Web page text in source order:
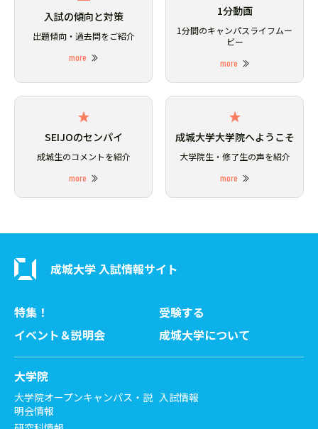
入試の傾向と対策
出題傾向・過去問をご紹介
more
1分動画
1分間のキャンパスライフムー
ビー
more
SEIJOのセンパイ
成城生のコメントを紹介
more
成城大学大学院へようこそ
大学院生・修了生の声を紹介
more
成城大学 入試情報サイト
特集！
受験する
イベント＆説明会
成城大学について
大学院
大学院オープンキャンパス・説
明会情報
入試情報